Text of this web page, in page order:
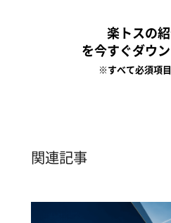
楽トスの
を今すぐダウ
※すべて必須項
関連記事